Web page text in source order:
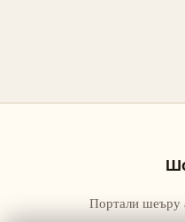
Портали шеъру